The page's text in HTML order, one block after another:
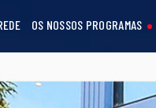
OS NOSSOS PROGRAMAS